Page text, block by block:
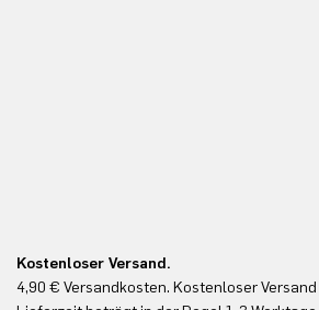
Kostenloser Versand.
4,90 € Versandkosten. Kostenloser